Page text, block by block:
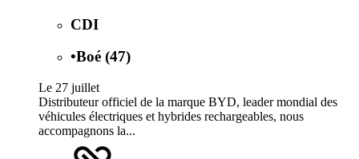
CDI
•Boé (47)
Le 27 juillet
Distributeur officiel de la marque BYD, leader mondial des
véhicules électriques et hybrides rechargeables, nous
accompagnons la...